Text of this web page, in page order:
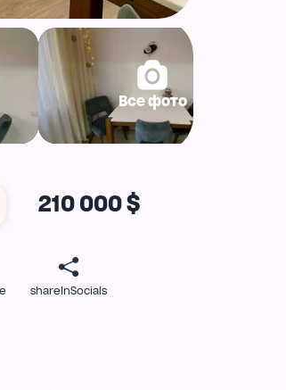
Все фото
210 000 $
shareInSocials